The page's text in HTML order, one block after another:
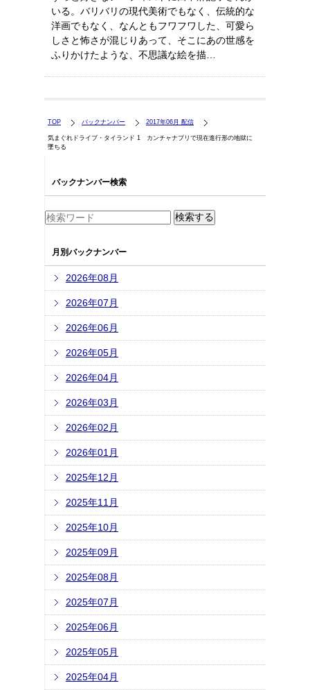
いる。バリバリの現代美術でもなく、伝統的な
洋画でもなく、なんともフワフワした、可愛ら
しさと怖さが混じりあって、そこにあの世感を
ふりかけたような、不思議な絵を描…
TOP バックナンバー 2017年06月 配信
気まぐれドライブ・タイランド 1 カンチャナブリで現在進行形の地獄に
墜ちる
バックナンバー検索
月別バックナンバー
2026年08月
2026年07月
2026年06月
2026年05月
2026年04月
2026年03月
2026年02月
2026年01月
2025年12月
2025年11月
2025年10月
2025年09月
2025年08月
2025年07月
2025年06月
2025年05月
2025年04月